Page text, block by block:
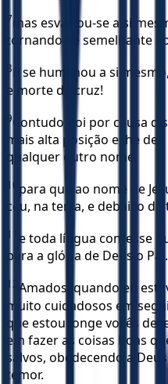
7mas esvaziou-se a si
tornando-se semelhante
8
E se humilhou a si
e morte de cruz!
9Contudo, foi por causa
mais alta posição e lhe
qualquer outro nome,
10 para que ao nome de
céu, na terra, e debaixo da
11
e toda língua confesse
para a glória de Deus o Pai.
12 Amados, quando eu
muito cuidadosos em
que estou longe vocês
em fazer as coisas boas
salvos, obedecendo a
temor.